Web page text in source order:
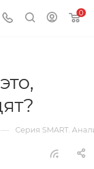
0
— Серия SMART.